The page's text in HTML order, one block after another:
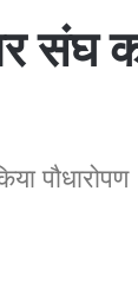
संघ
पौधारोपण